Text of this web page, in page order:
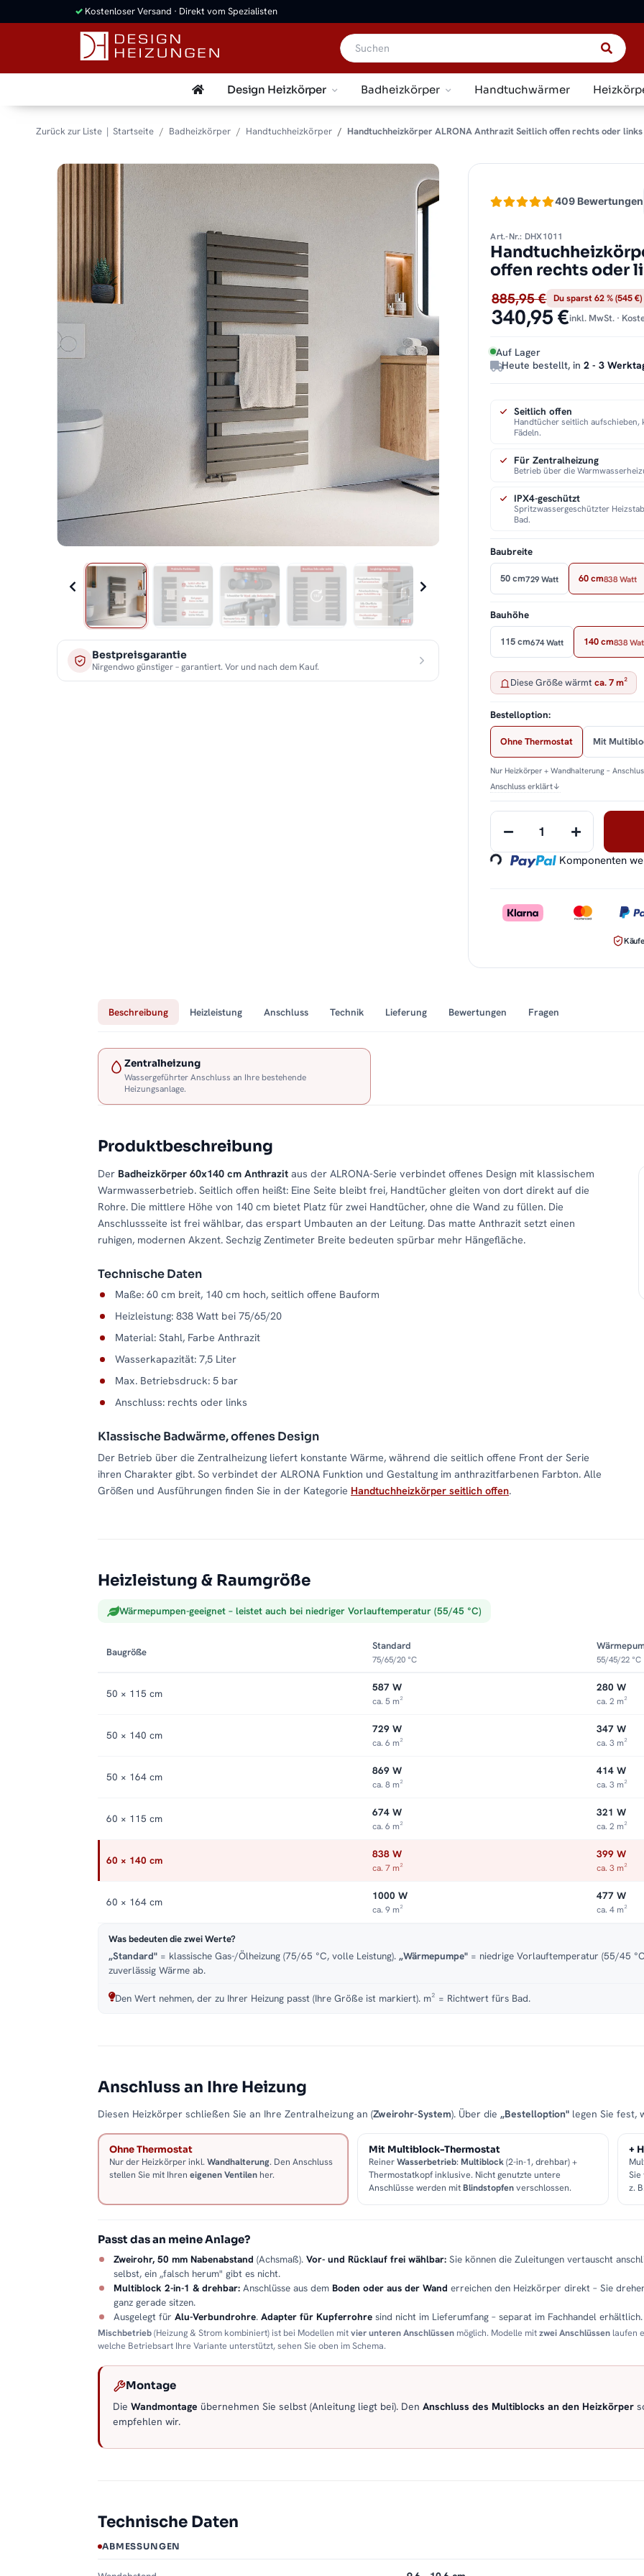
✓ Kostenloser Versand · Direkt vom Spezialisten
Design Heizkörper Badheizkörper Handtuchwärmer
Zurück zur Liste Startseite Badheizkörper Handtuchheizkörper Handtuchheizkörper ALRONA Anthrazit Seitlich offen rechts oder links
Bestpreisgarantie
Nirgendwo günstiger – garantiert. Vor und nach dem Kauf.
409 Bewertungen
Art.-Nr.: DHX1011
offen rechts oder
885,95 € Du sparst 62 % (545 €)
340,95 €inkl. MwSt. ·
Auf Lager
Heute bestellt, in2 - 3
Seitlich offen
Handtücher seitlich aufschieben,
Fädeln.
Für Zentralheizung
Betrieb über die
IPX4-geschützt
Spritzwassergeschützter
Bad.
Baubreite
50 cm729 Watt 60 cm838 Watt
Bauhöhe
115 cm674 Watt 140 cm838
Diese Größe wärmtca. 7 m²
Bestelloption:
Ohne Thermostat Mit
Nur Heizkörper + Wandhalterung –
Anschluss erklärt↓
Loading... Komponenten
Beschreibung Heizleistung Anschluss Technik Lieferung Bewertungen Fragen
Zentralheizung
Wassergeführter Anschluss an Ihre bestehende
Heizungsanlage.
Produktbeschreibung
Der Badheizkörper 60x140 cm Anthrazit aus der ALRONA-Serie verbindet offenes Design mit klassischem
Warmwasserbetrieb. Seitlich offen heißt: Eine Seite bleibt frei, Handtücher gleiten von dort direkt auf die
Rohre. Die mittlere Höhe von 140 cm bietet Platz für zwei Handtücher, ohne die Wand zu füllen. Die
Anschlussseite ist frei wählbar, das erspart Umbauten an der Leitung. Das matte Anthrazit setzt einen
ruhigen, modernen Akzent. Sechzig Zentimeter Breite bedeuten spürbar mehr Hängefläche.
Technische Daten
Maße: 60 cm breit, 140 cm hoch, seitlich offene Bauform
Heizleistung: 838 Watt bei 75/65/20
Material: Stahl, Farbe Anthrazit
Wasserkapazität: 7,5 Liter
Max. Betriebsdruck: 5 bar
Anschluss: rechts oder links
Klassische Badwärme, offenes Design
Der Betrieb über die Zentralheizung liefert konstante Wärme, während die seitlich offene Front der Serie
ihren Charakter gibt. So verbindet der ALRONA Funktion und Gestaltung im anthrazitfarbenen Farbton. Alle
Größen und Ausführungen finden Sie in der Kategorie Handtuchheizkörper seitlich offen.
Heizleistung & Raumgröße
Wärmepumpen-geeignet – leistet auch bei niedriger Vorlauftemperatur (55/45 °C)
Baugröße
Standard
75/65/20 °C 55/45/22 °C
50 × 115 cm 587 W
ca. 5 m²
280 W
ca. 2 m²
50 × 140 cm 729 W
ca. 6 m²
347 W
ca. 3 m²
50 × 164 cm 869 W
ca. 8 m²
414 W
ca. 3 m²
60 × 115 cm 674 W
ca. 6 m²
321 W
ca. 2 m²
60 × 140 cm 838 W
ca. 7 m²
399 W
ca. 3 m²
60 × 164 cm 1000 W
ca. 9 m²
477 W
ca. 4 m²
Was bedeuten die zwei Werte?
„Standard" = klassische Gas-/Ölheizung (75/65 °C, volle Leistung). „Wärmepumpe" = niedrige Vorlauftemperatur (55/45
zuverlässig Wärme ab.
Den Wert nehmen, der zu Ihrer Heizung passt (Ihre Größe ist markiert). m² = Richtwert fürs Bad.
Anschluss an Ihre Heizung
Diesen Heizkörper schließen Sie an Ihre Zentralheizung an (Zweirohr-System). Über die „Bestelloption" legen Sie fest,
Ohne Thermostat
Nur der Heizkörper inkl. Wandhalterung. Den Anschluss
stellen Sie mit Ihren eigenen Ventilen her.
Mit Multiblock-Thermostat
ReinerWasserbetrieb:Multiblock(2-in-1, drehbar) +
Thermostatkopf inklusive. Nicht genutzte untere
Anschlüsse werden mitBlindstopfenverschlossen.
+
z.
Passt das an meine Anlage?
Zweirohr, 50 mm Nabenabstand (Achsmaß). Vor- und Rücklauf frei wählbar: Sie können die Zuleitungen vertauscht
selbst, ein „falsch herum" gibt es nicht.
Multiblock 2-in-1 & drehbar: Anschlüsse aus dem Boden oder aus der Wand erreichen den Heizkörper direkt – Sie
ganz gerade sitzen.
Ausgelegt für Alu-Verbundrohre. Adapter für Kupferrohre sind nicht im Lieferumfang – separat im Fachhandel erhältlich.
Mischbetrieb(Heizung & Strom kombiniert) ist bei Modellen mitvier unteren Anschlüssen möglich. Modelle mitzwei Anschlüssen laufen
welche Betriebsart Ihre Variante unterstützt, sehen Sie oben im Schema.
Montage
Die Wandmontage übernehmen Sie selbst (Anleitung liegt bei). Den Anschluss des Multiblocks an den Heizkörper
empfehlen wir.
Technische Daten
ABMESSUNGEN